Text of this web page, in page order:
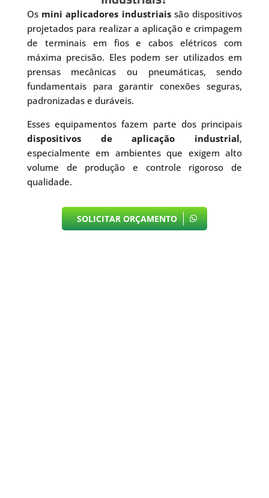
Os mini aplicadores industriaissão dispositivos
projetados para realizar a aplicação e crimpagem
de terminais em fios e cabos elétricos com
máxima precisão. Eles podem ser utilizados em
prensas mecânicas ou pneumáticas, sendo
fundamentais para garantir conexões seguras,
padronizadas e duráveis.
Esses equipamentos fazem parte dos principais
dispositivos de aplicação industrial,
especialmente em ambientes que exigem alto
volume de produção e controle rigoroso de
qualidade.
SOLICITAR ORÇAMENTO